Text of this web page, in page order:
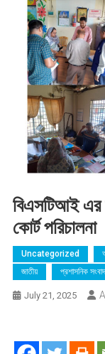
বিএসটিআই এর
কোর্ট
Uncategorized
জাতীয়
প্রশাসনিক সংবাদ
July 21, 2025